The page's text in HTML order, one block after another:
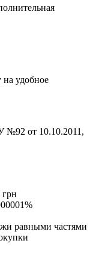
на удобное
от 10.10.2011,
грн
равными частями